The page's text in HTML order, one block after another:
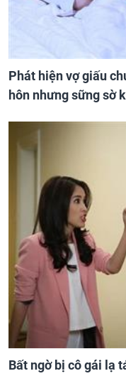
Phát hiện vợ giấu
hôn nhưng sững sờ
Bất ngờ bị cô gái lạ